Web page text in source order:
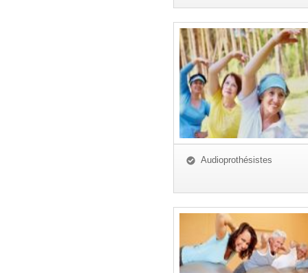
Audioprothésistes